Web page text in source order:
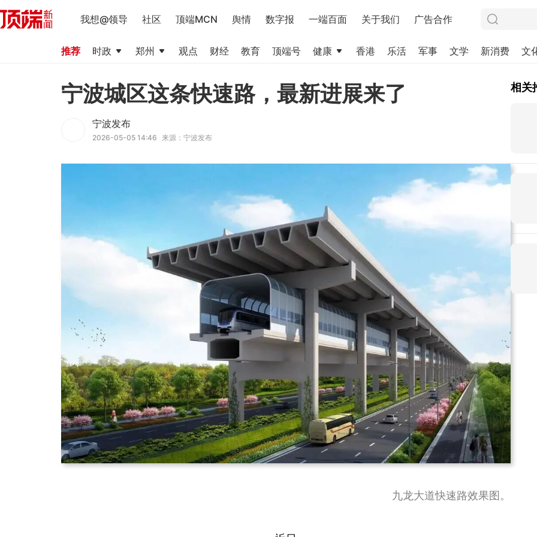
我想@领导 社区 顶端MCN 舆情 数字报 一端百面 关于我们 广告合作
推荐 时政 郑州 观点 财经 教育 顶端号 健康 香港 乐活 军事 文学 新消费 文
宁波城区这条快速路，最新进展来了
宁波发布
2026-05-05 14:46 来源：宁波发布
九龙大道快速路效果图。
相关